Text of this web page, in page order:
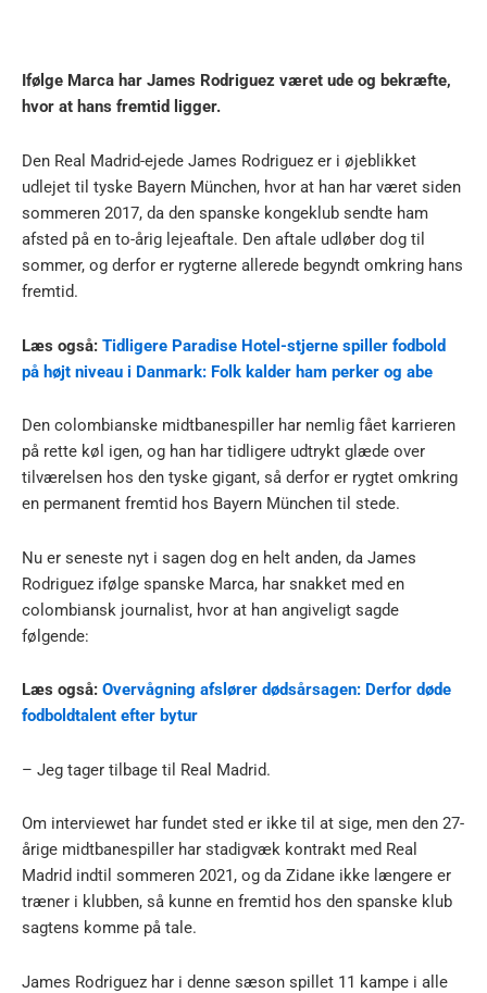
Ifølge Marca har James Rodriguez været ude og bekræfte,
hvor at hans fremtid ligger.
Den Real Madrid-ejede James Rodriguez er i øjeblikket
udlejet til tyske Bayern München, hvor at han har været siden
sommeren 2017, da den spanske kongeklub sendte ham
afsted på en to-årig lejeaftale. Den aftale udløber dog til
sommer, og derfor er rygterne allerede begyndt omkring hans
fremtid.
Læs også: Tidligere Paradise Hotel-stjerne spiller fodbold
på højt niveau i Danmark: Folk kalder ham perker og abe
Den colombianske midtbanespiller har nemlig fået karrieren
på rette køl igen, og han har tidligere udtrykt glæde over
tilværelsen hos den tyske gigant, så derfor er rygtet omkring
en permanent fremtid hos Bayern München til stede.
Nu er seneste nyt i sagen dog en helt anden, da James
Rodriguez ifølge spanske Marca, har snakket med en
colombiansk journalist, hvor at han angiveligt sagde
følgende:
Læs også: Overvågning afslører dødsårsagen: Derfor døde
fodboldtalent efter bytur
– Jeg tager tilbage til Real Madrid.
Om interviewet har fundet sted er ikke til at sige, men den 27-
årige midtbanespiller har stadigvæk kontrakt med Real
Madrid indtil sommeren 2021, og da Zidane ikke længere er
træner i klubben, så kunne en fremtid hos den spanske klub
sagtens komme på tale.
James Rodriguez har i denne sæson spillet 11 kampe i alle